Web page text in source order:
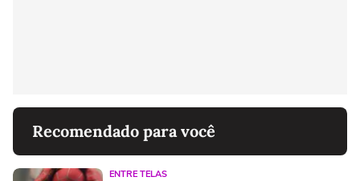
Recomendado para você
ENTRE TELAS